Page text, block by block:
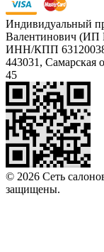
Индивидуальный
Валентинович (ИП
ИНН/КПП
443031, Самарская
45
© 2026 Сеть
защищены.